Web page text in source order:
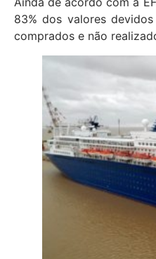
83% dos valores
comprados e não